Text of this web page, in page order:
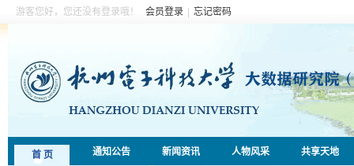
游客您好，您还没有登录哦！ 会员登录 忘记密码
首 页 通知公告 新闻资讯 人物风采 共享天地